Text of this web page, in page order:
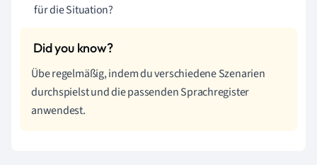
für die Situation?
Übe regelmäßig, indem du verschiedene Szenarien
durchspielst und die passenden Sprachregister
anwendest.